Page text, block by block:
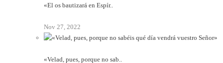
«El os bautizará en Espír..
Nov 27, 2022
«Velad, pues, porque no sab..